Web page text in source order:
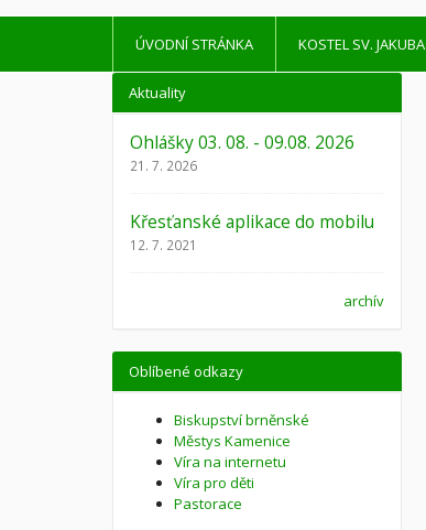
ÚVODNÍ STRÁNKA KOSTEL SV. JAKUBA
Aktuality
Ohlášky 03. 08. - 09.08. 2026
21. 7. 2026
Křesťanské aplikace do mobilu
12. 7. 2021
archív
Oblíbené odkazy
Biskupství brněnské
Městys Kamenice
Víra na internetu
Víra pro děti
Pastorace